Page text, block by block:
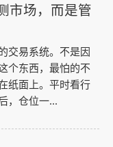
市场，而是管
交易系统。不是因
个东西，最怕的不
纸面上。平时看行
，仓位一...